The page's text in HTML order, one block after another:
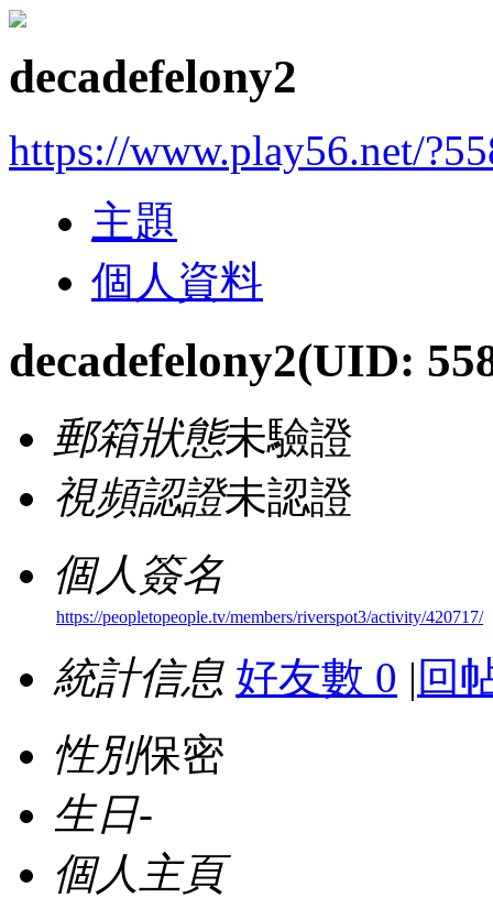
decadefelony2
https://www.play56.net/
主題
個人資料
decadefelony2(UID:
郵箱狀態未驗證
視頻認證未認證
個人簽名
https://peopletopeople.tv/members/riverspot3/activity/420717/
統計信息 好友數 0 | 回
性別保密
生日-
個人主頁